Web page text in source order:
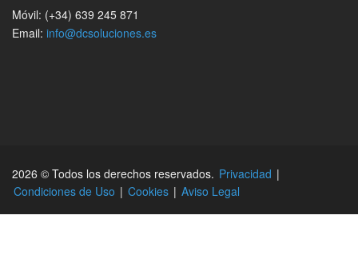
Móvil: (+34) 639 245 871
Email: info@dcsoluciones.es
2026 © Todos los derechos reservados. Privacidad |
Condiciones de Uso | Cookies | Aviso Legal